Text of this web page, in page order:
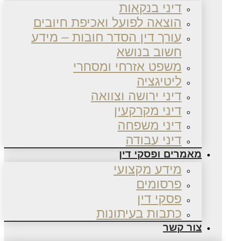
דיני בנקאות
הוצאה לפועל ואכיפת חיובים
עורך דין הסדר חובות – מידע
חשוב בנושא
משפט אזרחי ומסחרי
ליטיגציה
דיני ירושה וצוואה
דיני מקרקעין
דיני משפחה
דיני עבודה
מאמרים ופסקי דין
מידע מקצועי
פרסומים
פסקי דין
כתבות בעיתונות
צור קשר